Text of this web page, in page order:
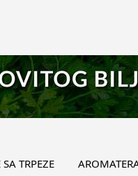
SA TRPEZE